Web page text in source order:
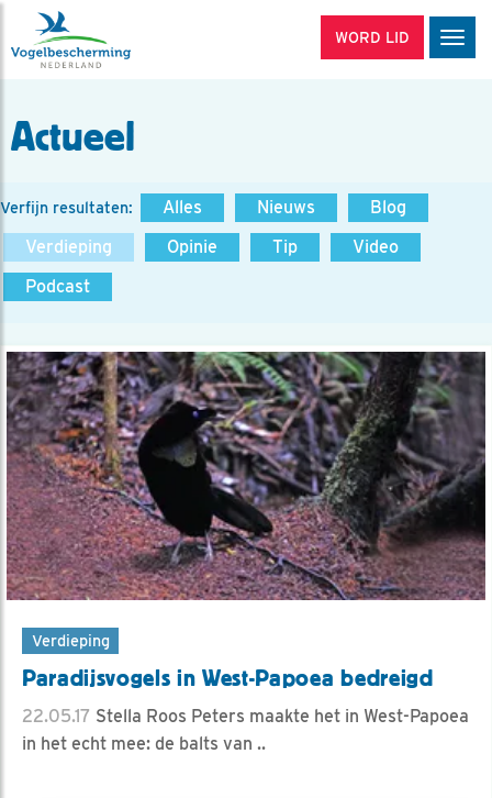
WORD LID
Actueel
Verfijn resultaten: Alles Nieuws
Blog
Verdieping
Opinie Tip
Video
Podcast
Verdieping
Paradijsvogels in West-Papoea bedreigd
22.05.17 Stella Roos Peters maakte het in West-Papoea
in het echt mee: de balts van ..